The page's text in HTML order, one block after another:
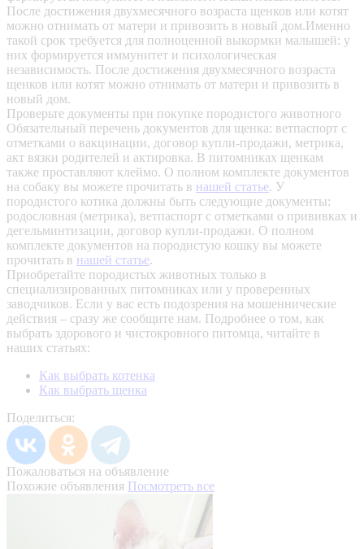
После достижения двухмесячного возраста щенков или котят
можно отнимать от матери и привозить в новый дом.Именно
такой срок требуется для полноценной выкормки малышей: у
них формируется иммунитет и психологическая
независимость. После достижения двухмесячного возраста
щенков или котят можно отнимать от матери и привозить в
новый дом.
Проверьте документы при покупке породистого животного
Обязательный перечень документов для щенка: ветпаспорт с
отметками о вакцинации, договор купли-продажи, метрика,
акт вязки родителей и актировка. В питомниках щенкам
также проставляют клеймо. О полном комплекте документов
на собаку вы можете прочитать в нашей статье. У
породистого котика должны быть следующие документы:
родословная (метрика), ветпаспорт с отметками о прививках и
дегельминтизации, договор купли-продажи. О полном
комплекте документов на породистую кошку вы можете
прочитать в нашей статье.
Приобретайте породистых животных только в
специализированных питомниках или у проверенных
заводчиков. Если у вас есть подозрения на мошеннические
действия – сразу же сообщите нам. Подробнее о том, как
выбрать здорового и чистокровного питомца, читайте в
наших статьях:
Как выбрать котенка
Как выбрать щенка
Поделиться:
Пожаловаться на объявление
Похожие объявления Посмотреть все